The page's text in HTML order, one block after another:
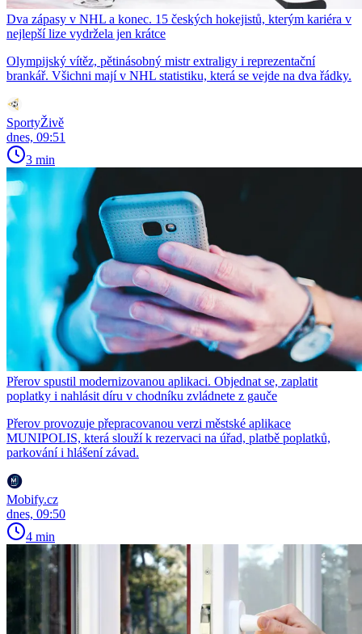
Dva zápasy v NHL a konec. 15 českých hokejistů, kterým kariéra v
nejlepší lize vydržela jen krátce
Olympijský vítěz, pětinásobný mistr extraligy i reprezentační
brankář. Všichni mají v NHL statistiku, která se vejde na dva řádky.
SportyŽivě
dnes, 09:51
3 min
Přerov spustil modernizovanou aplikaci. Objednat se, zaplatit
poplatky i nahlásit díru v chodníku zvládnete z gauče
Přerov provozuje přepracovanou verzi městské aplikace
MUNIPOLIS, která slouží k rezervaci na úřad, platbě poplatků,
parkování i hlášení závad.
Mobify.cz
dnes, 09:50
4 min